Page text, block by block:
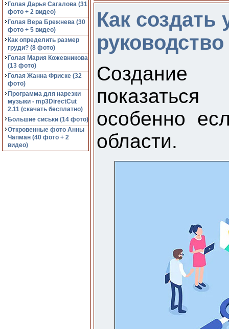
Голая Дарья Сагалова (31
фото + 2 видео)
Голая Вера Брежнева (30
фото + 5 видео)
Как определить размер
груди? (8 фото)
Голая Мария Кожевникова
(13 фото)
Голая Жанна Фриске (32
фото)
Программа для нарезки
музыки - mp3DirectCut
2.11 (cкачать бесплатно)
Большие сиськи (14 фото)
Откровенные фото Анны
Чапман (40 фото + 2
видео)
Как
Создание
особенно
области.